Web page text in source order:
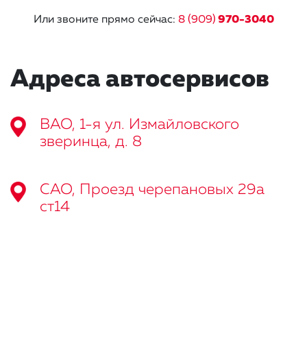
Или звоните прямо сейчас: 8 (909) 970-3040
Адреса автосервисов
ВАО, 1-я ул. Измайловского
зверинца, д. 8
САО, Проезд черепановых 29а
ст14